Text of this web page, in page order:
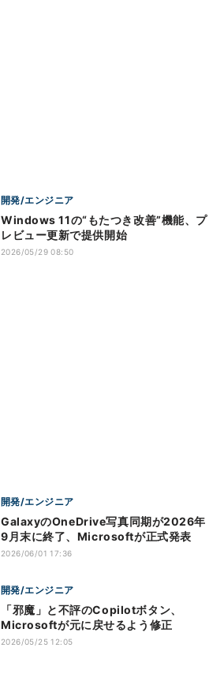
開発/エンジニア
Windows 11の“もたつき改善”機能、プ
レビュー更新で提供開始
2026/05/29 08:50
開発/エンジニア
GalaxyのOneDrive写真同期が2026年
9月末に終了、Microsoftが正式発表
2026/06/01 17:36
開発/エンジニア
「邪魔」と不評のCopilotボタン、
Microsoftが元に戻せるよう修正
2026/05/25 12:05